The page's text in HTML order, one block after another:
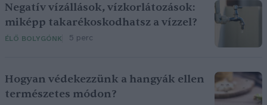
Negatív vízállások, vízkorlátozások:
miképp takarékoskodhatsz a vízzel?
ÉLŐ BOLYGÓNK 5 perc
Hogyan védekezzünk a hangyák ellen
természetes módon?